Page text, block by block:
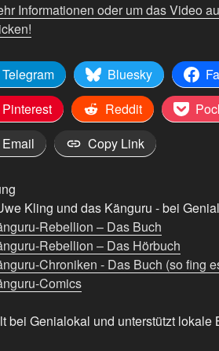
Informationen oder um das Video
Telegram Bluesky
Pinterest
Reddit
Email
Copy Link
Kling und das Känguru - bei
Rebellion – Das Buch
Rebellion – Das Hörbuch
Chroniken - Das Buch (so fing
Comics
bei Genialokal und unterstützt lokale